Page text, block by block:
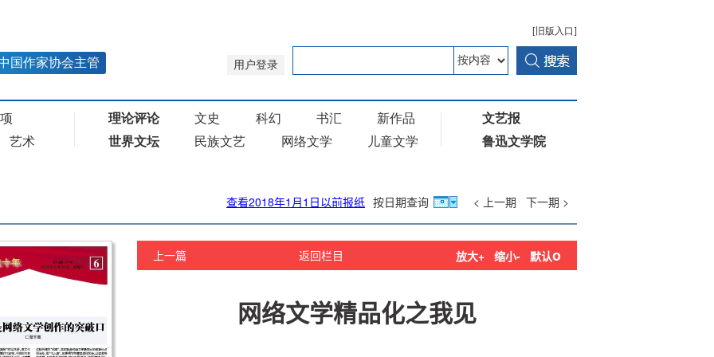
查看2018年1月1日以前报纸 按日期查询 < 上一期 下一期 >
返回栏目
上一篇 放大+ 缩小- 默认o
网络文学精品化之我见